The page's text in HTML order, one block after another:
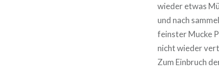
wieder etwas
und nach
feinster Mucke
nicht wieder
Zum Einbruch